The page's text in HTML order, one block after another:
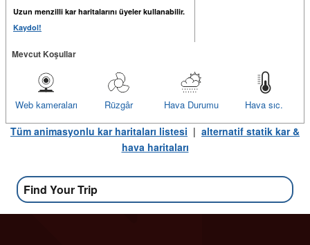
Uzun menzilli kar haritalarını üyeler kullanabilir.
Kaydol!
Mevcut Koşullar
Hava sıc.
Hava Durumu
Rüzgâr
Web kameraları
Tüm animasyonlu kar haritaları listesi | alternatif statik kar &
hava haritaları
Find Your Trip